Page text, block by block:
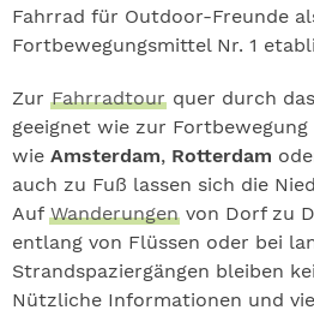
Fahrrad für Outdoor-Freunde
Fortbewegungsmittel Nr. 1
Zur Fahrradtour quer durch
geeignet wie zur
wie Amsterdam, Rotterdam
auch zu Fuß lassen sich die
Auf Wanderungen von Dorf zu
entlang von Flüssen oder bei
Strandspaziergängen bleiben
Nützliche Informationen und